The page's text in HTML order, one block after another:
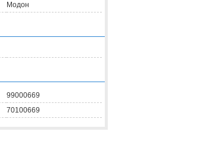
Модон
99000669
70100669